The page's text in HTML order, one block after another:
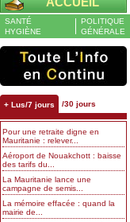
SANTÉ
HYGIÈNE
POLITIQUE
GÉNÉRALE
+ Lus/7 jours /30 jours
Pour une retraite digne en
Mauritanie : relever...
Aéroport de Nouakchott : baisse
des tarifs du...
La Mauritanie lance une
campagne de semis...
La mémoire effacée : quand la
mairie de...